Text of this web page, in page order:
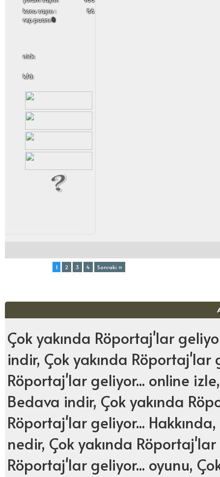
konu sayısı :
86
rep puanı:0
nick:
k/d:
1 2 3 4 Sonraki »
Çok yakında Röportaj'lar
indir, Çok yakında Röportaj'lar
Röportaj'lar geliyor... online
Bedava indir, Çok yakında
Röportaj'lar geliyor...
nedir, Çok yakında
Röportaj'lar geliyor... oyunu,